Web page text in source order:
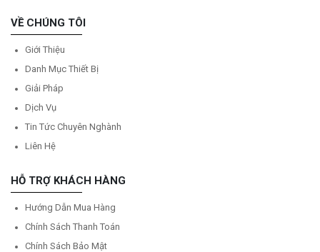
VỀ CHÚNG TÔI
Giới Thiệu
Danh Mục Thiết Bị
Giải Pháp
Dịch Vụ
Tin Tức Chuyên Nghành
Liên Hệ
HỖ TRỢ KHÁCH HÀNG
Hướng Dẫn Mua Hàng
Chính Sách Thanh Toán
Chính Sách Bảo Mật